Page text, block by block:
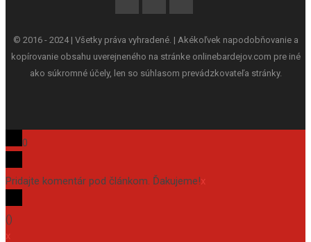
© 2016 - 2024 | Všetky práva vyhradené. | Akékoľvek napodobňovanie a
kopírovanie obsahu uverejneného na stránke onlinebardejov.com pre iné
ako súkromné účely, len so súhlasom prevádzkovateľa stránky.
0
Pridajte komentár pod článkom. Ďakujeme!x
()
x